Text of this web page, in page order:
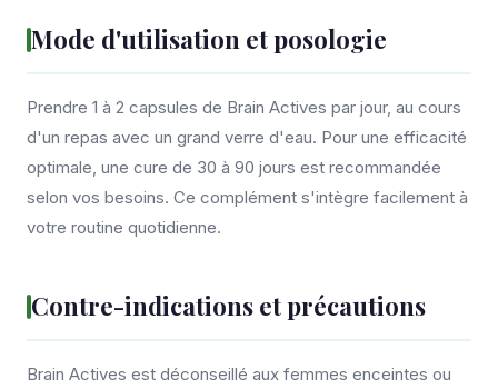
Mode d'utilisation et posologie
Prendre 1 à 2 capsules de Brain Actives par jour, au cours
d'un repas avec un grand verre d'eau. Pour une efficacité
optimale, une cure de 30 à 90 jours est recommandée
selon vos besoins. Ce complément s'intègre facilement à
votre routine quotidienne.
Contre-indications et précautions
Brain Actives est déconseillé aux femmes enceintes ou